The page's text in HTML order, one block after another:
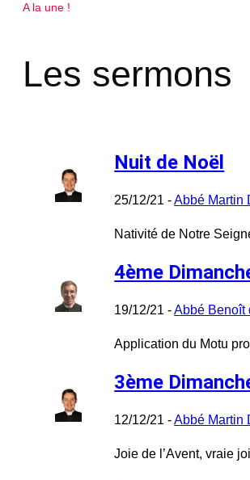
A la une !
Les sermons
Nuit de Noël
25/12/21 -Abbé Martin
Nativité de Notre
4ème
19/12/21 -Abbé Benoît
Application du Motu
3ème
12/12/21 -Abbé Martin
Joie de l’Avent, vraie